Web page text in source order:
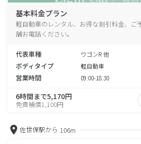
基本料金プラン
軽自動車のレンタル、お得な割引料金、ご
舗お電話ください。
代表車種 ワゴンR 他
ボディタイプ 軽自動車
営業時間 09:00-18:30
6時間まで5,170円
免責補償1,100円
佐世保駅から 106m